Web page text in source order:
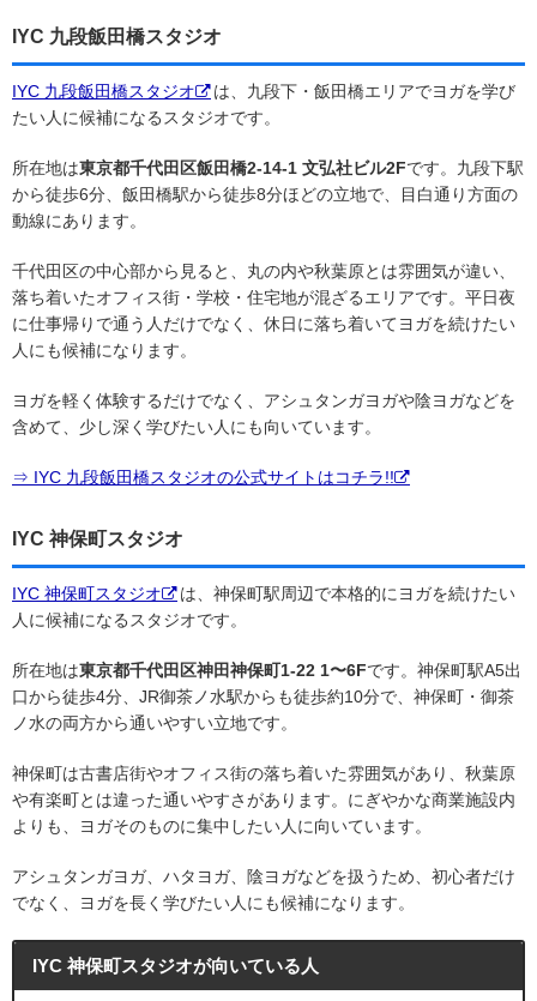
IYC 九段飯田橋スタジオ
IYC 九段飯田橋スタジオ
は、九段下・飯田橋エリアでヨガを学び
たい人に候補になるスタジオです。
所在地は東京都千代田区飯田橋2-14-1 文弘社ビル2Fです。九段下駅
から徒歩6分、飯田橋駅から徒歩8分ほどの立地で、目白通り方面の
動線にあります。
千代田区の中心部から見ると、丸の内や秋葉原とは雰囲気が違い、
落ち着いたオフィス街・学校・住宅地が混ざるエリアです。平日夜
に仕事帰りで通う人だけでなく、休日に落ち着いてヨガを続けたい
人にも候補になります。
ヨガを軽く体験するだけでなく、アシュタンガヨガや陰ヨガなどを
含めて、少し深く学びたい人にも向いています。
⇒ IYC 九段飯田橋スタジオの公式サイトはコチラ!!
IYC 神保町スタジオ
IYC 神保町スタジオ
は、神保町駅周辺で本格的にヨガを続けたい
人に候補になるスタジオです。
所在地は東京都千代田区神田神保町1-22 1〜6Fです。神保町駅A5出
口から徒歩4分、JR御茶ノ水駅からも徒歩約10分で、神保町・御茶
ノ水の両方から通いやすい立地です。
神保町は古書店街やオフィス街の落ち着いた雰囲気があり、秋葉原
や有楽町とは違った通いやすさがあります。にぎやかな商業施設内
よりも、ヨガそのものに集中したい人に向いています。
アシュタンガヨガ、ハタヨガ、陰ヨガなどを扱うため、初心者だけ
でなく、ヨガを長く学びたい人にも候補になります。
IYC 神保町スタジオが向いている人